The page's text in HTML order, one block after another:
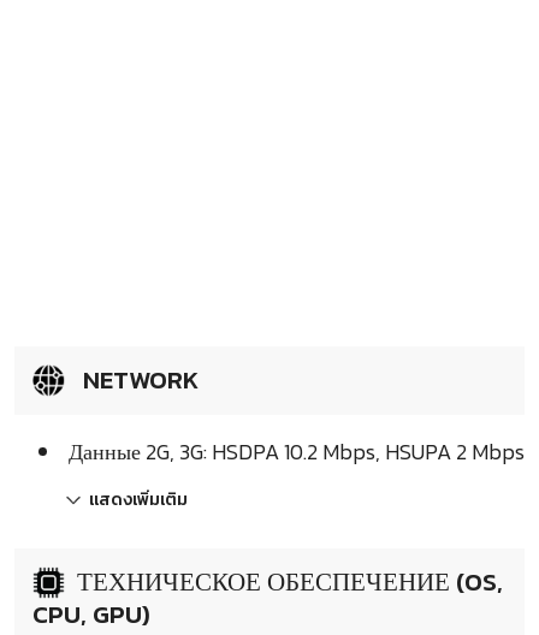
NETWORK
Данные 2G, 3G: HSDPA 10.2 Mbps, HSUPA 2 Mbps
แสดงเพิ่มเติม
ТЕХНИЧЕСКОЕ ОБЕСПЕЧЕНИЕ (OS,
CPU, GPU)